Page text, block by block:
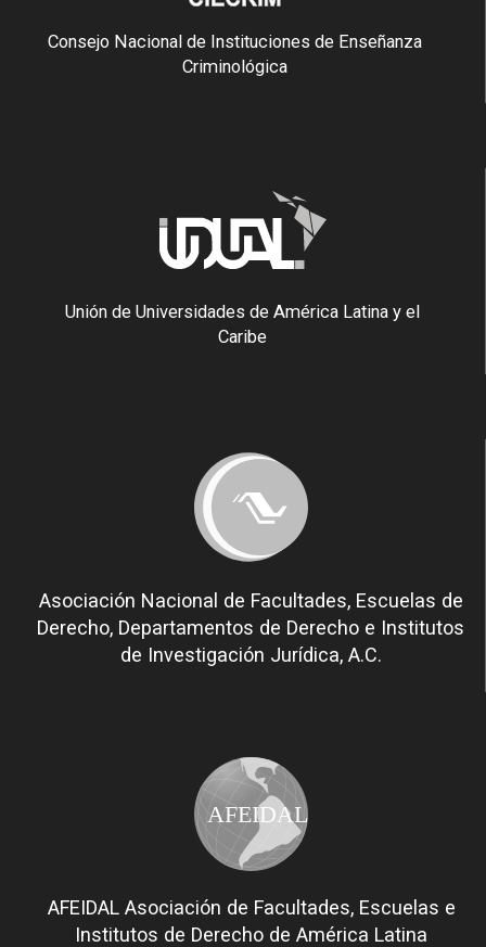
Consejo Nacional de Instituciones de Enseñanza
Criminológica
Unión de Universidades de América Latina y el
Caribe
Asociación Nacional de Facultades, Escuelas de
Derecho, Departamentos de Derecho e Institutos
de Investigación Jurídica, A.C.
AFEIDAL
AFEIDAL Asociación de Facultades, Escuelas e
Institutos de Derecho de América Latina